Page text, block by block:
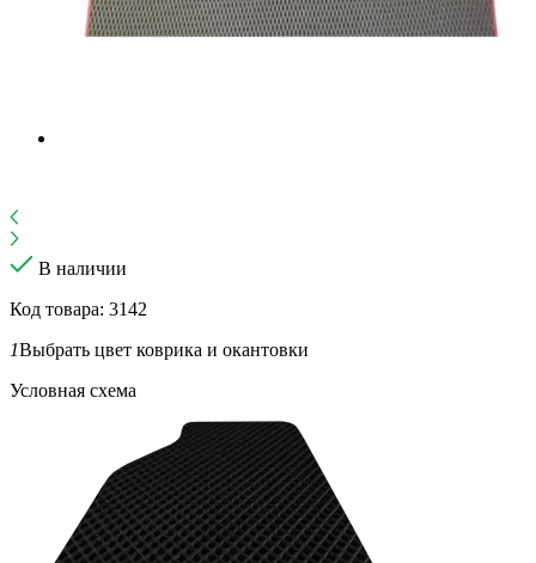
В наличии
Код товара: 3142
1Выбрать цвет коврика и окантовки
Условная схема